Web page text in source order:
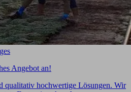
Angebot an!
qualitativ hochwertige Lösungen. Wir